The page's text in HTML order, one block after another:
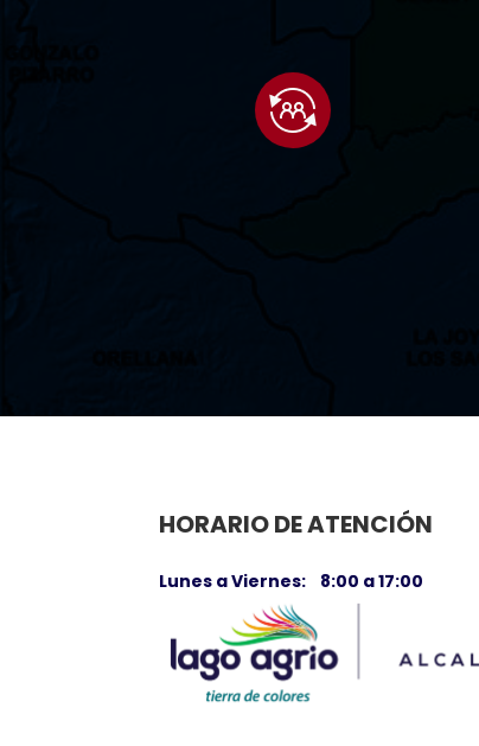
HORARIO DE ATENCIÓN
Lunes a Viernes: 8:00 a 17:00